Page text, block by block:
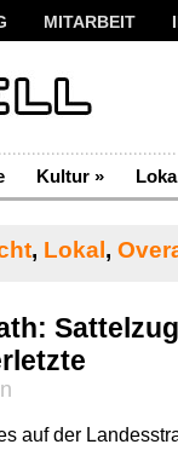
MITARBEIT
Kultur »
, Lokal ,
auf der